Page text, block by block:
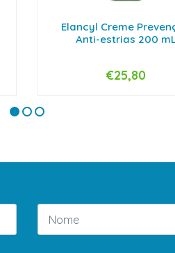
Elancyl Creme
Anti-estrias 200
+
€25,80